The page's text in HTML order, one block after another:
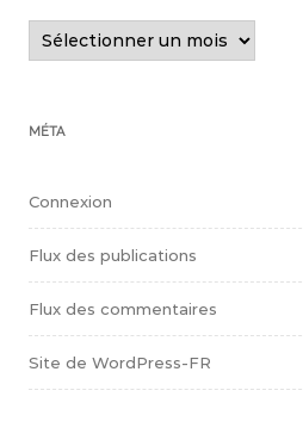
Archives
MÉTA
Connexion
Flux des publications
Flux des commentaires
Site de WordPress-FR